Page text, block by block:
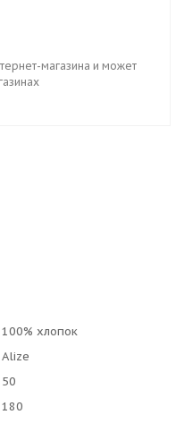
магазина и может
100% хлопок
Alize
50
180